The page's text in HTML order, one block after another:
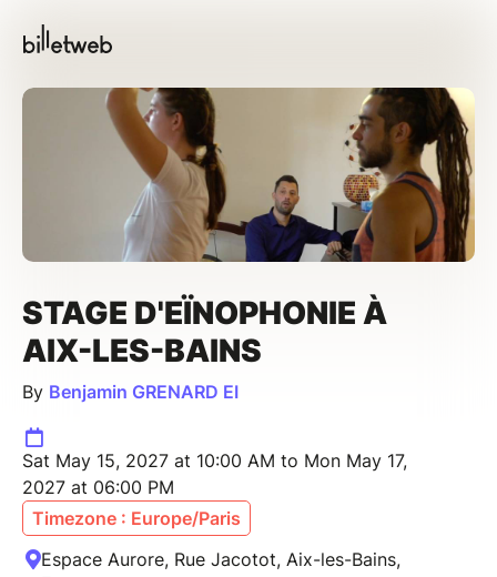
STAGE D'EÏNOPHONIE À
AIX-LES-BAINS
By Benjamin GRENARD EI
Sat May 15, 2027 at 10:00 AM to Mon May 17,
2027 at 06:00 PM
Timezone : Europe/Paris
Espace Aurore, Rue Jacotot, Aix-les-Bains,